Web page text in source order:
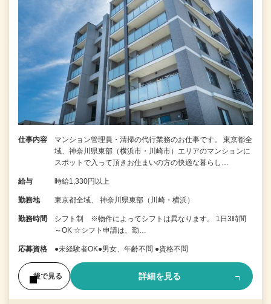
仕事内容
マンション管理員・清掃の代行業務のお仕事です。 東京都全
域、神奈川県東部（横浜市・川崎市）エリアのマンションに
スポットで入って頂きお住まいの方の快適な暮らし…
給与 時給1,330円以上
勤務地 東京都全域、 神奈川県東部（川崎・横浜）
勤務時間
シフト制 ※物件によってシフトは異なります。 1日3時間
～OK ☆シフト申請は、勤…
応募資格 ●未経験者OK●男女、年齢不問 ●資格不問
後で見る 詳細を見る